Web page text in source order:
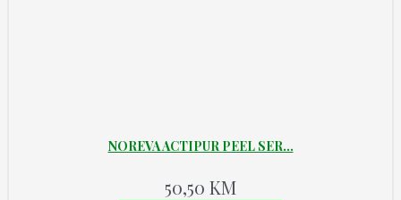
NOREVA ACTIPUR PEEL SER...
50,50 KM